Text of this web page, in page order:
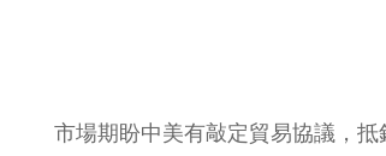
市場期盼中美有敲定貿易協議，